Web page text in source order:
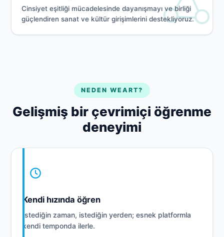
Cinsiyet eşitliği mücadelesinde dayanışmayı ve birliği
güçlendiren sanat ve kültür girişimlerini destekliyoruz.
NEDEN WEART?
Gelişmiş bir çevrimiçi öğrenme
deneyimi
Kendi hızında öğren
İstediğin zaman, istediğin yerden; esnek platformla
kendi temponda ilerle.